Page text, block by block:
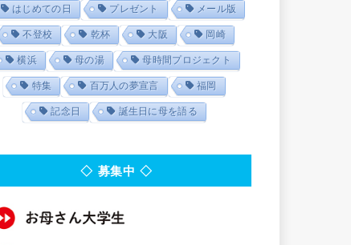
はじめての日 プレゼント メール版
不登校 乾杯 大阪 岡崎
横浜 母の湯 母時間プロジェクト
特集 百万人の夢宣言 福岡
記念日 誕生日に母を語る
◇ 募集中 ◇